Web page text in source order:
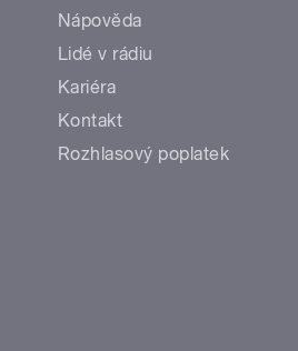
Nápověda
Lidé v rádiu
Kariéra
Kontakt
Rozhlasový poplatek